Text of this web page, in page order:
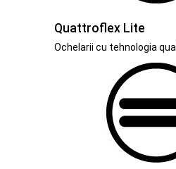
Quattroflex Lite
Ochelarii cu tehnologia